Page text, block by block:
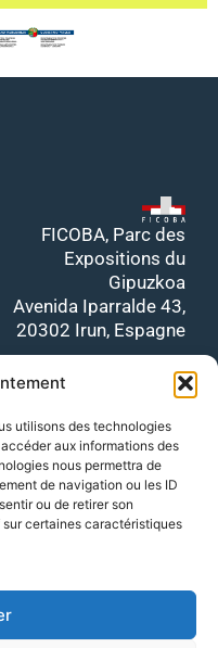
utilisons des technologies
aux informations des
nous permettra de
de navigation ou les ID
ou de retirer son
certaines caractéristiques
FICOBA, Parc des
Expositions du
Gipuzkoa
Avenida Iparralde 43,
20302 Irun, Espagne